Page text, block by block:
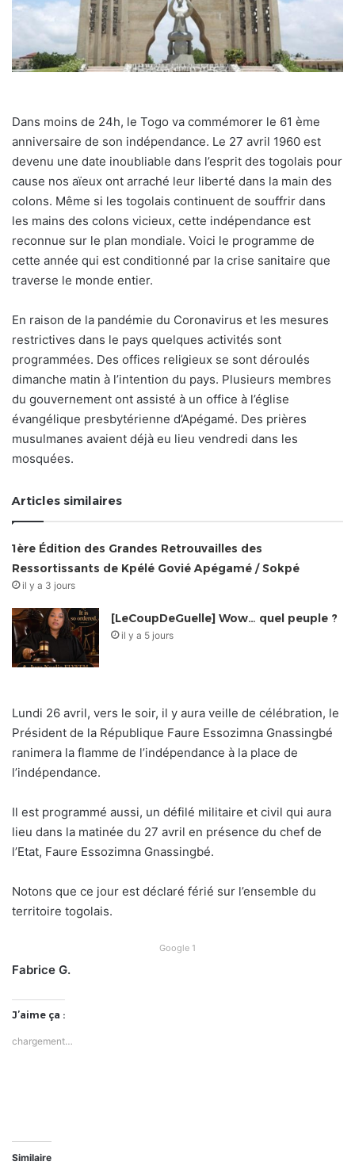
Dans moins de 24h, le Togo va commémorer le 61 ème
anniversaire de son indépendance. Le 27 avril 1960 est
devenu une date inoubliable dans l’esprit des togolais pour
cause nos aïeux ont arraché leur liberté dans la main des
colons. Même si les togolais continuent de souffrir dans
les mains des colons vicieux, cette indépendance est
reconnue sur le plan mondiale. Voici le programme de
cette année qui est conditionné par la crise sanitaire que
traverse le monde entier.
En raison de la pandémie du Coronavirus et les mesures
restrictives dans le pays quelques activités sont
programmées. Des offices religieux se sont déroulés
dimanche matin à l’intention du pays. Plusieurs membres
du gouvernement ont assisté à un office à l’église
évangélique presbytérienne d’Apégamé. Des prières
musulmanes avaient déjà eu lieu vendredi dans les
mosquées.
Articles similaires
1ère Édition des Grandes Retrouvailles des
Ressortissants de Kpélé Govié Apégamé / Sokpé
il y a 3 jours
[LeCoupDeGuelle] Wow… quel peuple ?
il y a 5 jours
Lundi 26 avril, vers le soir, il y aura veille de célébration, le
Président de la République Faure Essozimna Gnassingbé
ranimera la flamme de l’indépendance à la place de
l’indépendance.
Il est programmé aussi, un défilé militaire et civil qui aura
lieu dans la matinée du 27 avril en présence du chef de
l’Etat, Faure Essozimna Gnassingbé.
Notons que ce jour est déclaré férié sur l’ensemble du
territoire togolais.
Google 1
Fabrice G.
J’aime ça :
chargement…
Similaire